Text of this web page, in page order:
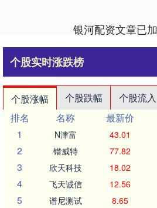
银河配资文章已
个股实时涨跌榜
个股涨幅 个股跌幅 个股流入
排名
名称 最新价
1
N津富 43.01
2 锴威特 77.82
3 欣天科技 18.02
4 飞天诚信 12.56
5 谱尼测试 8.65